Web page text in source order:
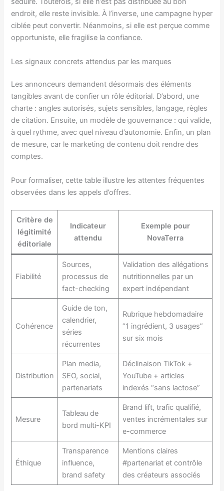
endroit, elle reste invisible. À l’inverse, une campagne hyper
ciblée peut convertir. Néanmoins, si elle est perçue comme
opportuniste, elle fragilise la confiance.
Les signaux concrets attendus par les marques
Les annonceurs demandent désormais des éléments
tangibles avant de confier un rôle éditorial. D’abord, une
charte : angles autorisés, sujets sensibles, langage, règles
de citation. Ensuite, un modèle de gouvernance : qui valide,
à quel rythme, avec quel niveau d’autonomie. Enfin, un plan
de mesure, car le marketing de contenu doit rendre des
comptes.
Pour formaliser, cette table illustre les attentes fréquentes
observées dans les appels d’offres.
Critère de
légitimité
éditoriale
Indicateur
attendu
Exemple pour
NovaTerra
Fiabilité
Sources,
processus de
fact-checking
Validation des allégations
nutritionnelles par un
expert indépendant
Cohérence
Guide de ton,
calendrier,
séries
récurrentes
Rubrique hebdomadaire
“1 ingrédient, 3 usages”
sur six mois
Distribution
Plan media,
SEO, social,
partenariats
Déclinaison TikTok +
YouTube + articles
indexés “sans lactose”
Mesure
Tableau de
bord multi-KPI
Brand lift, trafic qualifié,
ventes incrémentales sur
e-commerce
Éthique
Transparence
influence,
brand safety
Mentions claires
#partenariat et contrôle
des créateurs associés